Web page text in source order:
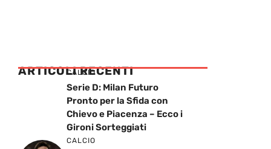
ARTICOLI RECENTI
CALCIO
Serie D: Milan Futuro
Pronto per la Sfida con
Chievo e Piacenza – Ecco i
Gironi Sorteggiati
CALCIO